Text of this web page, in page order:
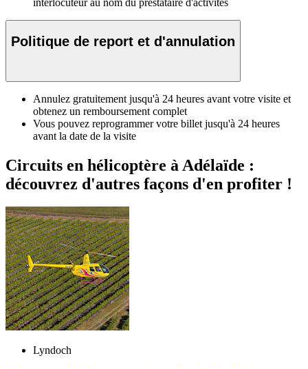
interlocuteur au nom du prestataire d'activités
Politique de report et d'annulation
Annulez gratuitement jusqu'à 24 heures avant votre visite et
obtenez un remboursement complet
Vous pouvez reprogrammer votre billet jusqu'à 24 heures
avant la date de la visite
Circuits en hélicoptère à Adélaïde :
découvrez d'autres façons d'en profiter !
Lyndoch